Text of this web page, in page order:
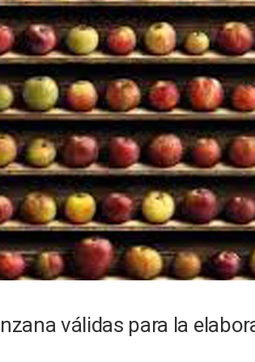
válidas para la